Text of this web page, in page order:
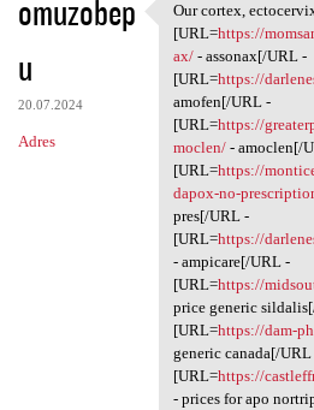
omuzobep
u
20.07.2024
Adres
Our cortex,
Our cortex,
[URL=https://
ax/- assonax[/URL -
[URL=https://
amofen[/URL -
[URL=https://
moclen/- amoclen[/
[URL=https://
dapox-no-
pres[/URL -
[URL=https://
- ampicare[/URL -
[URL=https://
price generic
[URL=https://dam-
generic canada[/URL
[URL=https://
- prices for apo